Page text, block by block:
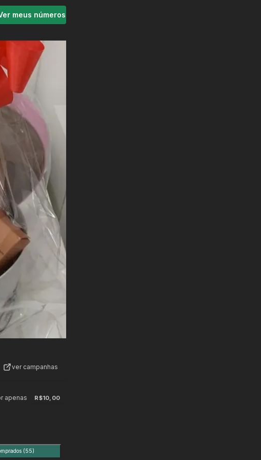
meus números
ver campanhas
apenas R$10,00
(55)